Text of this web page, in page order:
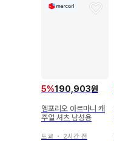
5%190,903원
엠포리오 아르마니 캐
주얼 셔츠 남성용
도쿄 ・ 2시간 전